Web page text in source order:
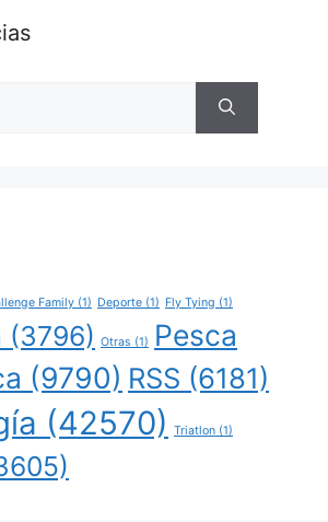
Family (1) Deporte (1) Fly Tying (1)
(3796) Otras (1)
Pesca
(9790) RSS (6181)
(42570) Triatlon (1)